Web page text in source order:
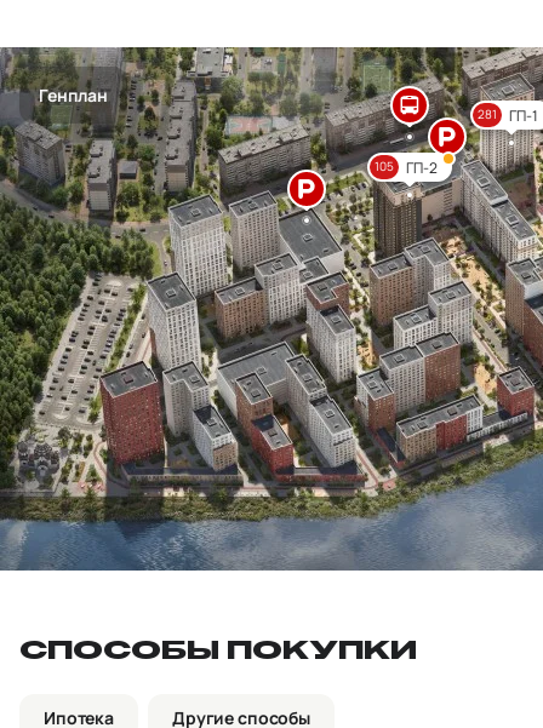
Генплан
281 ГП-1
105 ГП-2
СПОСОБЫ ПОКУПКИ
Ипотека Другие способы